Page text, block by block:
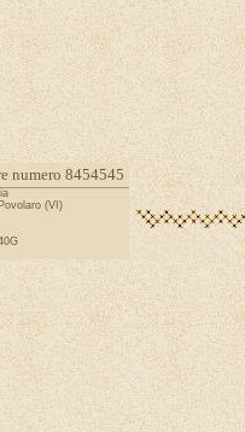
numero 8454545
(VI)